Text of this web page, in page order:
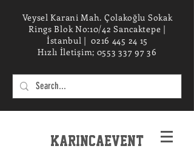
Veysel Karani Mah. Çolakoğlu Sokak
Rings Blok No:10/42 Sancaktepe |
İstanbul |0216 445 24 15
Hızlı İletişim; 0553 337 97 36
KarincaEvent